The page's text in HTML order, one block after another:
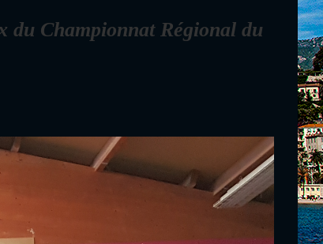
du Championnat Régional du